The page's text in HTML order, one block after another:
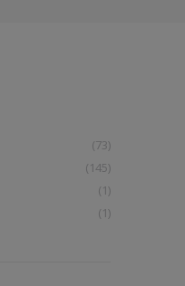
(73)
(145)
(1)
(1)